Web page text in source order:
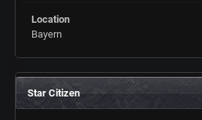
Location
Bayern
Star Citizen